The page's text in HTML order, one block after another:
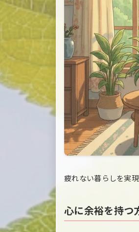
疲れない暮らしを実
心に余裕を持つ